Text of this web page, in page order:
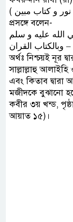
প্রসঙ্গে বলেন-
ﺍﻟﻠﻪ ﻋﻠﻴﻪ ﻭ ﺳﻠﻢ
ﻭﺑﺎﻟﻜﺘﺎﺏ ﺍﻟﻘﺮﺍﻥ –
অর্থঃ নিশ্চয়ই নূর
সাল্লাল্লাহু আলাইহি
এবং কিতাব
মজীদকে বুঝানো
কবীর ৩য় খন্ড,
আয়াত ১৫)।